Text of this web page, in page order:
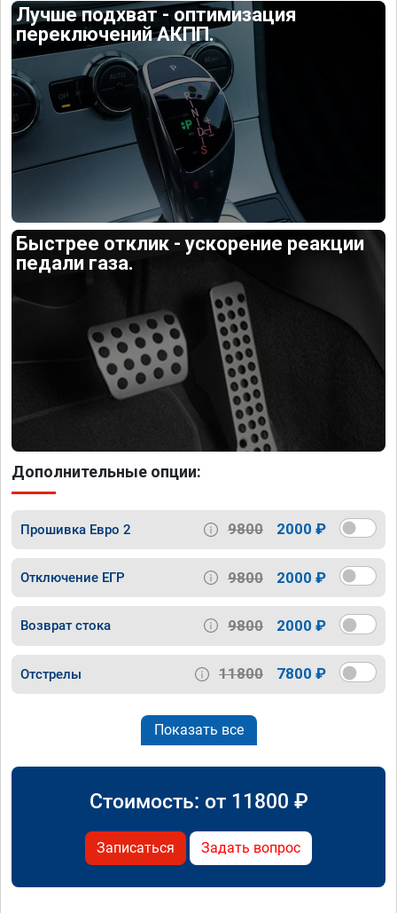
Лучше подхват - оптимизация
переключений АКПП.
Быстрее отклик - ускорение реакции
педали газа.
Дополнительные опции:
Прошивка Евро 2 9800 2000 ₽
Отключение ЕГР 9800 2000 ₽
Возврат стока 9800 2000 ₽
Отстрелы 11800 7800 ₽
Показать все
Стоимость: от 11800 ₽
Записаться Задать вопрос